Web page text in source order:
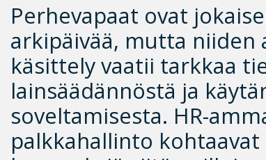
Perhevapaat ovat
arkipäivää, mutta niiden
käsittely vaatii tarkkaa
lainsäädännöstä ja
soveltamisesta. HR-
palkkahallinto